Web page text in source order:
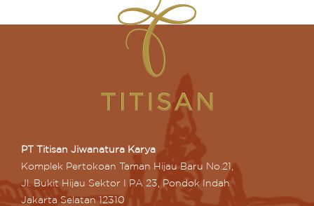
PT Titisan Jiwanatura Karya
Komplek Pertokoan Taman Hijau Baru No.21,
Jl. Bukit Hijau Sektor I PA 23, Pondok Indah
Jakarta Selatan 12310